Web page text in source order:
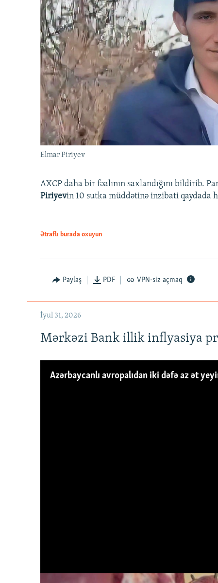
Elmar Piriyev
AXCP daha bir fəalının saxlandığını bildirib.
Piriyevin 10 sutka müddətinə inzibati qaydada
Ətraflı burada oxuyun
Paylaş PDF VPN-siz açmaq
İyul 31, 2026
Mərkəzi Bank illik inflyasiya